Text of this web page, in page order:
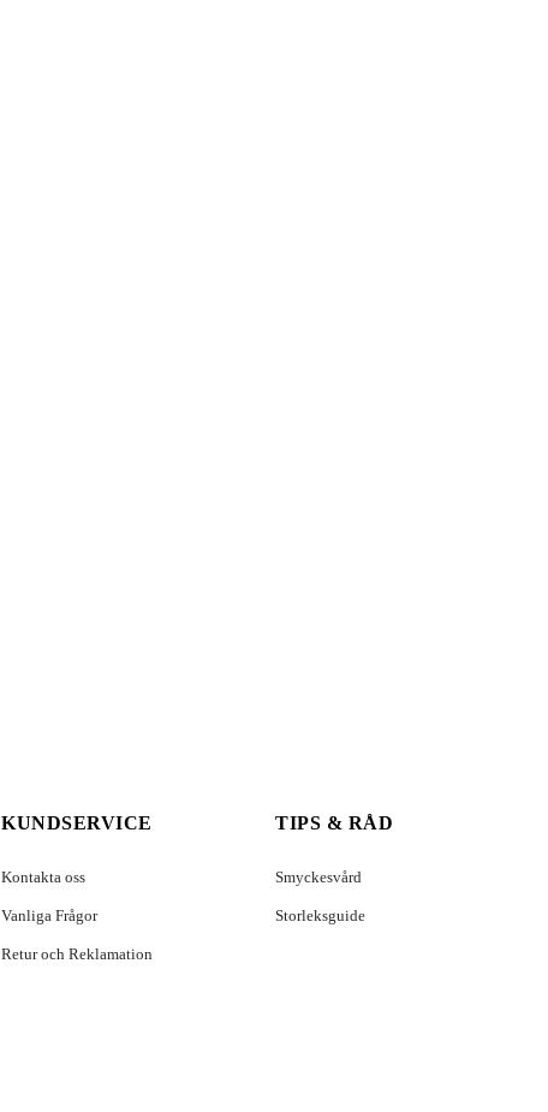
KUNDSERVICE
Kontakta oss
Vanliga Frågor
Retur och Reklamation
TIPS & RÅD
Smyckesvård
Storleksguide